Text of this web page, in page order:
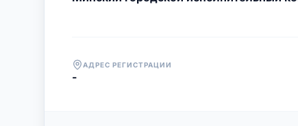
АДРЕС РЕГИСТРАЦИИ
-